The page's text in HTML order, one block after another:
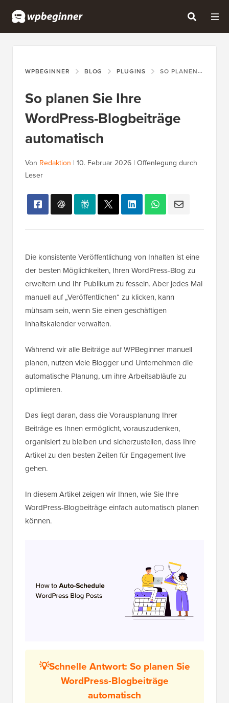
WPBEGINNER BLOG PLUGINS SO PLANEN SIE IHRE WORDPRESS-BLOGBEITRÄGE AUTOMATISCH
So planen Sie Ihre
WordPress-Blogbeiträge
automatisch
Von Redaktion | 10. Februar 2026 | Offenlegung durch
Leser
Die konsistente Veröffentlichung von Inhalten ist eine
der besten Möglichkeiten, Ihren WordPress-Blog zu
erweitern und Ihr Publikum zu fesseln. Aber jedes Mal
manuell auf „Veröffentlichen“ zu klicken, kann
mühsam sein, wenn Sie einen geschäftigen
Inhaltskalender verwalten.
Während wir alle Beiträge auf WPBeginner manuell
planen, nutzen viele Blogger und Unternehmen die
automatische Planung, um ihre Arbeitsabläufe zu
optimieren.
Das liegt daran, dass die Vorausplanung Ihrer
Beiträge es Ihnen ermöglicht, vorauszudenken,
organisiert zu bleiben und sicherzustellen, dass Ihre
Artikel zu den besten Zeiten für Engagement live
gehen.
In diesem Artikel zeigen wir Ihnen, wie Sie Ihre
WordPress-Blogbeiträge einfach automatisch planen
können.
💡Schnelle Antwort: So planen Sie
WordPress-Blogbeiträge
automatisch